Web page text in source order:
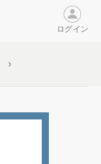
ログイン